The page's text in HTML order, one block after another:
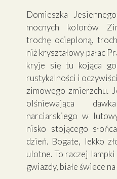
Domieszka
mocnych kolorów
trochę ocieploną,
niż kryształowy pałac
kryje się tu kojąca
rustykalności i
zimowego zmierzchu.
olśniewająca
narciarskiego w
nisko stojącego
dzień. Bogate, lekko
ulotne. To raczej
gwiazdy, białe świece